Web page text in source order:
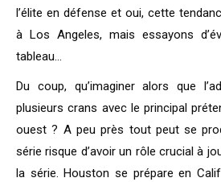
l’élite en défense et oui, cette
à Los Angeles, mais essayons
tableau…
Du coup, qu’imaginer alors que
plusieurs crans avec le principal
ouest ? A peu près tout peut se
série risque d’avoir un rôle crucial à
la série. Houston se prépare en